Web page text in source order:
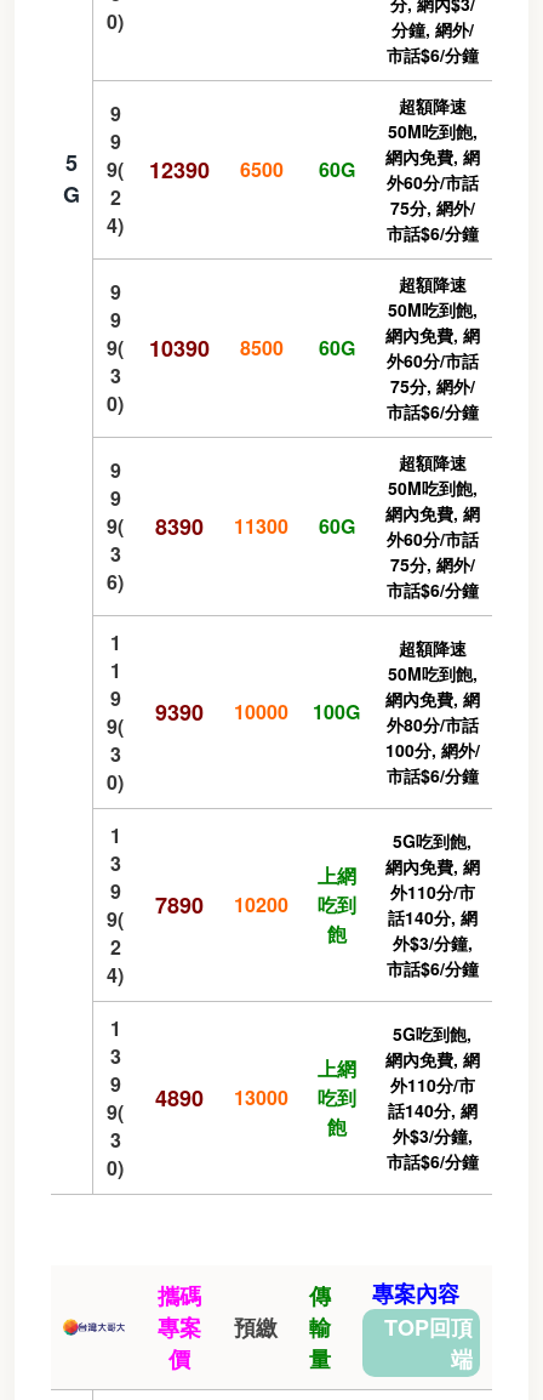
5
G
0)
分鐘, 網外/
市話$6/分鐘
9
9
9(
2
4)
12390 6500 60G
超額降速
50M吃到飽,
網內免費, 網
外60分/市話
75分, 網外/
市話$6/分鐘
9
9
9(
3
0)
10390 8500 60G
超額降速
50M吃到飽,
網內免費, 網
外60分/市話
75分, 網外/
市話$6/分鐘
9
9
9(
3
6)
8390 11300 60G
超額降速
50M吃到飽,
網內免費, 網
外60分/市話
75分, 網外/
市話$6/分鐘
1
1
9
9(
3
0)
9390 10000 100G
超額降速
50M吃到飽,
網內免費, 網
外80分/市話
100分, 網外/
市話$6/分鐘
1
3
9
9(
2
4)
7890 10200
上網
吃到
飽
5G吃到飽,
網內免費, 網
外110分/市
話140分, 網
外$3/分鐘,
市話$6/分鐘
1
3
9
9(
3
0)
4890 13000
上網
吃到
飽
5G吃到飽,
網內免費, 網
外110分/市
話140分, 網
外$3/分鐘,
市話$6/分鐘
攜碼
專案
價
預繳
傳
輸
量
專案內容
TOP回頂
端